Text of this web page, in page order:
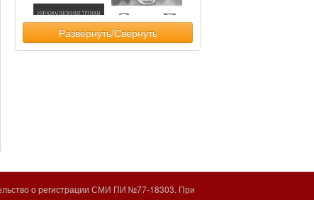
Развернуть/Свернуть
о регистрации СМИ ПИ №77-18303. При